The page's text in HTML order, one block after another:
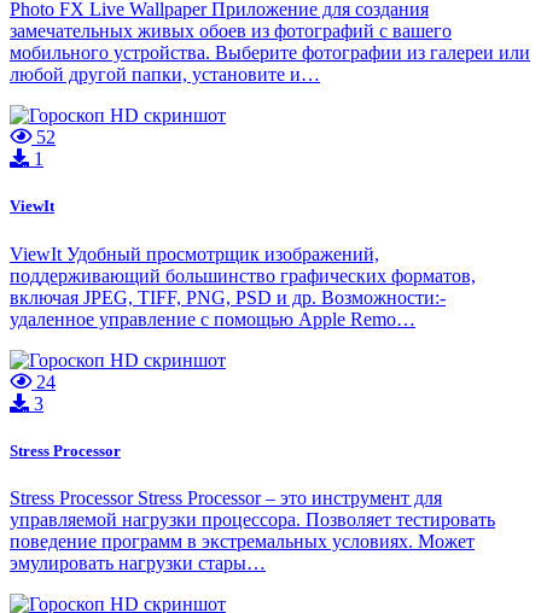
Photo FX Live Wallpaper Приложение для создания
замечательных живых обоев из фотографий с вашего
мобильного устройства. Выберите фотографии из галереи или
любой другой папки, установите и…
52
1
ViewIt
ViewIt Удобный просмотрщик изображений,
поддерживающий большинство графических форматов,
включая JPEG, TIFF, PNG, PSD и др. Возможности:-
удаленное управление с помощью Apple Remo…
24
3
Stress Processor
Stress Processor Stress Processor – это инструмент для
управляемой нагрузки процессора. Позволяет тестировать
поведение программ в экстремальных условиях. Может
эмулировать нагрузки стары…